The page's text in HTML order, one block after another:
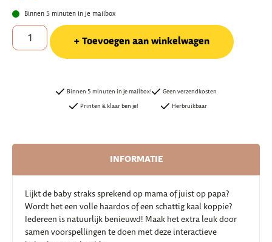
Binnen 5 minuten in je mailbox
Toevoegen aan winkelwagen
Binnen 5 minuten in je mailbox!
Printen & klaar ben je!
Geen verzendkosten
Herbruikbaar
INFORMATIE
Lijkt de baby straks sprekend op mama of juist op papa?
Wordt het een volle haardos of een schattig kaal koppie?
Iedereen is natuurlijk benieuwd! Maak het extra leuk door
samen voorspellingen te doen met deze interactieve